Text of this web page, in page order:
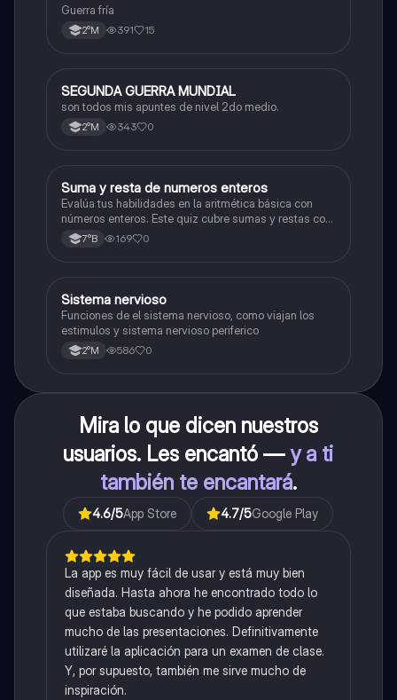
Guerra fría
2°M 391 15
Historia
SEGUNDA GUERRA MUNDIAL
son todos mis apuntes de nivel 2do medio.
2°M 343 0
SMatemáticas
Suma y resta de numeros enteros
Evalúa tus habilidades en la aritmética básica con
números enteros. Este quiz cubre sumas y restas con
números positivos y negativos.
7°B 169 0
SBiología
Sistema nervioso
Funciones de el sistema nervioso, como viajan los
estimulos y sistema nervioso periferico
2°M 586 0
Mira lo que dicen nuestros
usuarios. Les encantó —y a ti
también te encantará.
4.6/5App Store 4.7/5Google Play
La app es muy fácil de usar y está muy bien
diseñada. Hasta ahora he encontrado todo lo
que estaba buscando y he podido aprender
mucho de las presentaciones. Definitivamente
utilizaré la aplicación para un examen de clase.
Y, por supuesto, también me sirve mucho de
inspiración.